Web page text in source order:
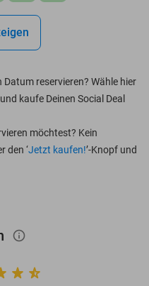
reservieren? Wähle hier
kaufe Deinen Social Deal
möchtest? Kein
den ‘Jetzt kaufen!’-Knopf und
info_outlined